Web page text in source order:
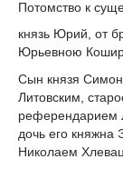
Потомство к
князь Юрий, от
Юрьевною
Сын князя
Литовским,
референдарием
дочь его
Николаем